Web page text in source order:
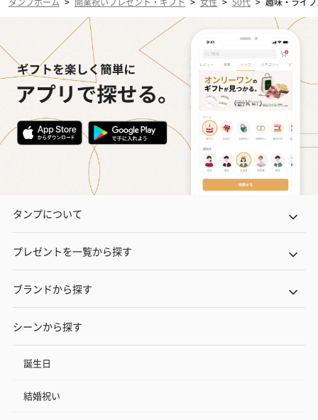
タンプについて
プレゼントを一覧から探す
ブランドから探す
シーンから探す
誕生日
結婚祝い